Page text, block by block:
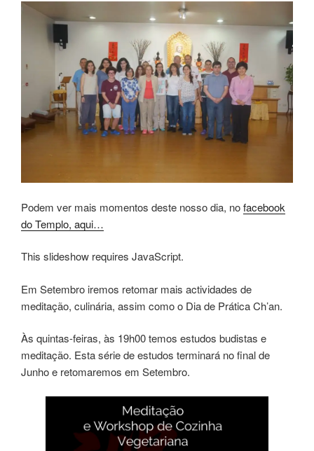
Podem ver mais momentos deste nosso dia, nofacebook
do Templo, aqui…
This slideshow requires JavaScript.
Em Setembro iremos retomar mais actividades de
meditação, culinária, assim como o Dia de Prática Ch’an.
Às quintas-feiras, às 19h00 temos estudos budistas e
meditação. Esta série de estudos terminará no final de
Junho e retomaremos em Setembro.